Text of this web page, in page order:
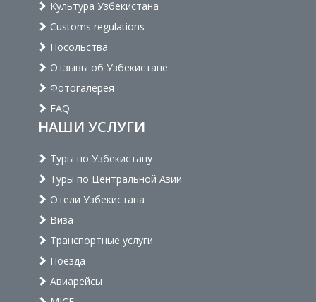
Культура Узбекистана
Customs regulations
Посольства
Отзывы об Узбекистане
Фотогалерея
FAQ
НАШИ УСЛУГИ
Туры по Узбекистану
Туры по Центральной Азии
Отели Узбекистана
Виза
Транспортные услуги
Поезда
Авиарейсы